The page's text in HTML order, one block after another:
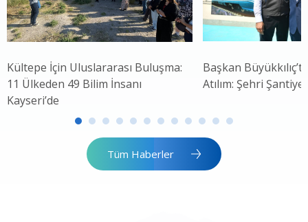
Kültepe İçin Uluslararası Buluşma:
11 Ülkeden 49 Bilim İnsanı
Kayseri’de
Başkan
Atılım: Şehri
Tüm Haberler